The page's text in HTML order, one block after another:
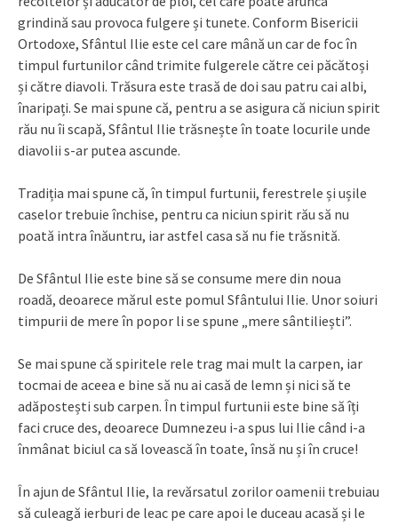
grindină sau provoca fulgere și tunete. Conform Bisericii
Ortodoxe, Sfântul Ilie este cel care mână un car de foc în
timpul furtunilor când trimite fulgerele către cei păcătoși
și către diavoli. Trăsura este trasă de doi sau patru cai albi,
înaripați. Se mai spune că, pentru a se asigura că niciun spirit
rău nu îi scapă, Sfântul Ilie trăsnește în toate locurile unde
diavolii s-ar putea ascunde.
Tradiția mai spune că, în timpul furtunii, ferestrele și ușile
caselor trebuie închise, pentru ca niciun spirit rău să nu
poată intra înăuntru, iar astfel casa să nu fie trăsnită.
De Sfântul Ilie este bine să se consume mere din noua
roadă, deoarece mărul este pomul Sfântului Ilie. Unor soiuri
timpurii de mere în popor li se spune „mere sântiliești”.
Se mai spune că spiritele rele trag mai mult la carpen, iar
tocmai de aceea e bine să nu ai casă de lemn și nici să te
adăpostești sub carpen. În timpul furtunii este bine să îți
faci cruce des, deoarece Dumnezeu i-a spus lui Ilie când i-a
înmânat biciul ca să lovească în toate, însă nu și în cruce!
În ajun de Sfântul Ilie, la revărsatul zorilor oamenii trebuiau
să culeagă ierburi de leac pe care apoi le duceau acasă și le